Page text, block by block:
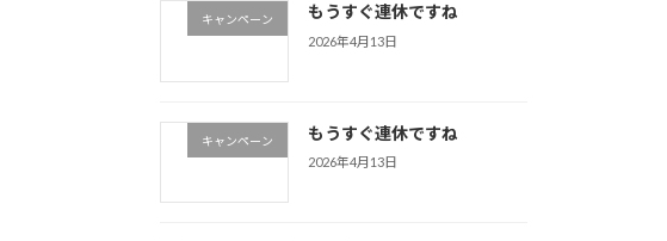
キャンペーン もうすぐ連休ですね
2026年4月13日
キャンペーン もうすぐ連休ですね
2026年4月13日